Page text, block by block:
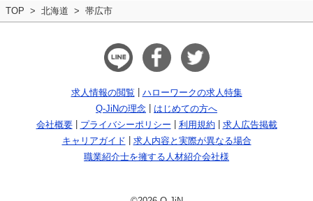
TOP 北海道 帯広市
求人情報の閲覧
ハローワークの求人特集
Q-JiNの理念
はじめての方へ
会社概要
プライバシーポリシー 利用規約
求人広告掲載
キャリアガイド
求人内容と実際が異なる場合
職業紹介士を擁する人材紹介会社様